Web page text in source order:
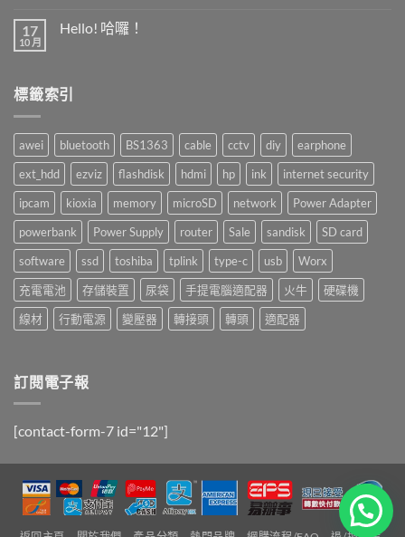
庫
17
10 月
Hello! 哈囉！
中
標籤索引
awei bluetooth BS1363 cable cctv diy
earphone
ext_hdd
ezviz flashdisk hdmi hp ink
internet security
ipcam
kioxia memory microSD network
Power Adapter
powerbank
Power Supply router Sale sandisk
SD card
software
ssd toshiba tplink type-c usb
Worx
充電電池
存儲裝置 尿袋 手提電腦適配器 火牛
硬碟機
線材
行動電源 變壓器 轉接頭 轉頭 適配器
訂閱電子報
[contact-form-7 id="12"]